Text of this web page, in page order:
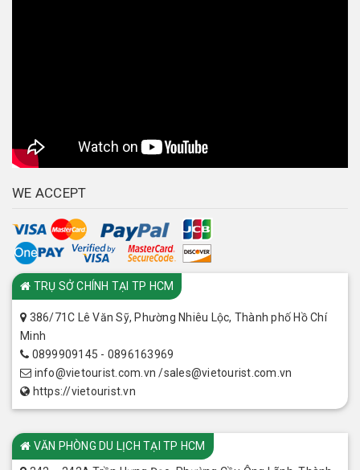
WE ACCEPT
CHI NHÁNH
TRỤ SỞ CHÍNH TẠI TP HCM
386/71C Lê Văn Sỹ, Phường Nhiêu Lộc, Thành phố Hồ Chí
Minh
0899909145 - 0896163969
info@vietourist.com.vn /sales@vietourist.com.vn
https://vietourist.vn
VĂN PHÒNG DU LỊCH TẠI TP HCM